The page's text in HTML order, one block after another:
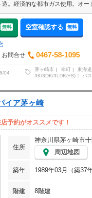
無料 空室確認する 無料
お問合せ
0467-58-1095
04
茅ヶ崎市 幸町 東海
3K/3DK/3LDK(+S)
バ
イア茅ヶ崎
予約がオススメです！
住所
神奈川県茅ヶ崎市
周辺地図
築年 1989年03月（築37年
階建 8階建